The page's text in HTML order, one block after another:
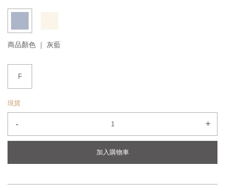
商品顏色 ｜ 灰藍
F
現貨
- +
加入購物車